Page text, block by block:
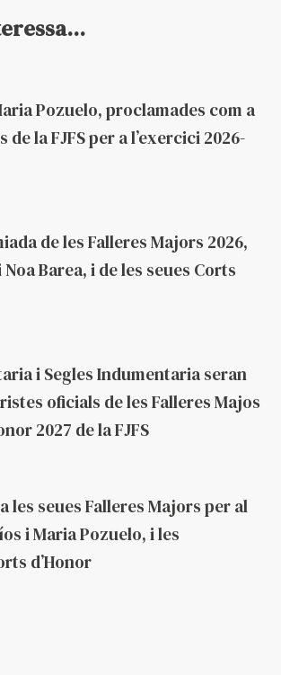
Pozuelo, proclamades com a
de la FJFS per a l’exercici 2026-
de les Falleres Majors 2026,
Barea, i de les seues Corts
i Segles Indumentaria seran
oficials de les Falleres Majos
2027 de la FJFS
les seues Falleres Majors per al
i Maria Pozuelo, i les
d’Honor